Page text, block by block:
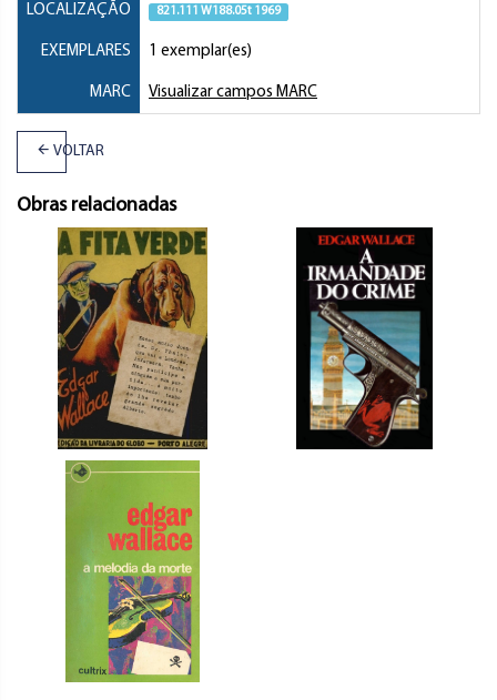
LOCALIZAÇÃO 821.111 W188.05t 1969
EXEMPLARES 1 exemplar(es)
MARC Visualizar campos MARC
VOLTAR
Obras relacionadas